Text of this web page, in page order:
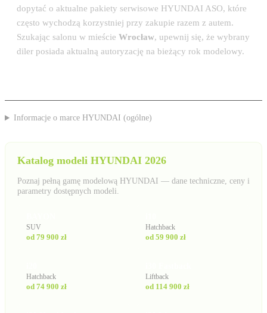
dopytać o aktualne pakiety serwisowe HYUNDAI ASO, które
często wychodzą korzystniej przy zakupie razem z autem.
Szukając salonu w mieście Wrocław, upewnij się, że wybrany
diler posiada aktualną autoryzację na bieżący rok modelowy.
Informacje o marce HYUNDAI (ogólne)
Katalog modeli HYUNDAI 2026
Poznaj pełną gamę modelową HYUNDAI — dane techniczne, ceny i
parametry dostępnych modeli.
SUV
od 79 900 zł
Hatchback
od 59 900 zł
Hatchback
od 74 900 zł
Liftback
od 114 900 zł